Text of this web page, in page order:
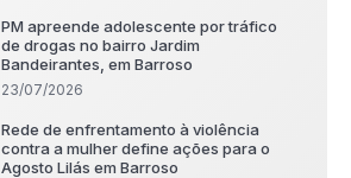
PM apreende adolescente por tráfico
de drogas no bairro Jardim
Bandeirantes, em Barroso
23/07/2026
Rede de enfrentamento à violência
contra a mulher define ações para o
Agosto Lilás em Barroso